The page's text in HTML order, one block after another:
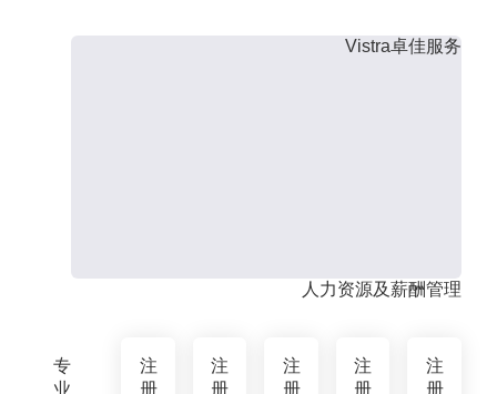
专
业
Vistra卓佳服务
人力资源及薪酬管理
注
册
注
册
注
册
注
册
注
册